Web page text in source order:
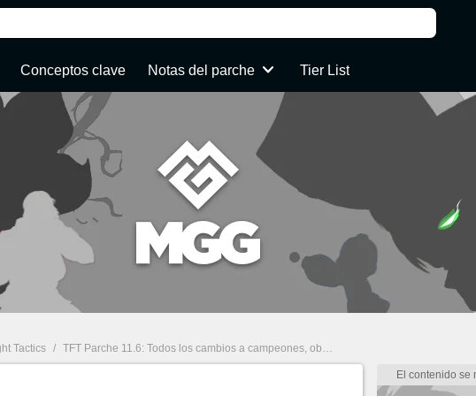
Conceptos clave Notas del parche Tier List
Tactics / TFT Parche 11.6: Todos los cambios a campeones, objetos y sinergias de la última actualización